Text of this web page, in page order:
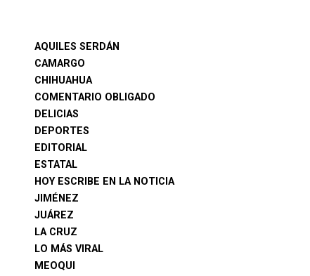
AQUILES SERDÁN
CAMARGO
CHIHUAHUA
COMENTARIO OBLIGADO
DELICIAS
DEPORTES
EDITORIAL
ESTATAL
HOY ESCRIBE EN LA NOTICIA
JIMÉNEZ
JUÁREZ
LA CRUZ
LO MÁS VIRAL
MEOQUI